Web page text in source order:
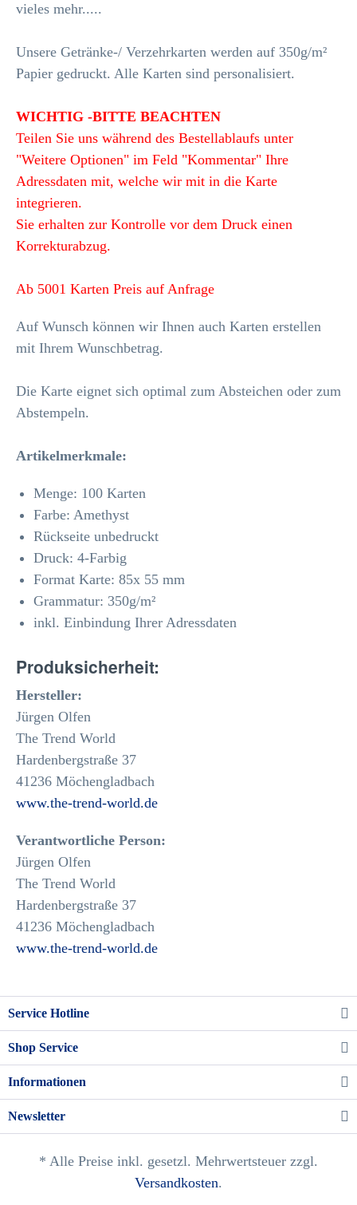
vieles mehr.....
Unsere Getränke-/ Verzehrkarten werden auf 350g/m²
Papier gedruckt. Alle Karten sind personalisiert.
WICHTIG -BITTE BEACHTEN
Teilen Sie uns während des Bestellablaufs unter
"Weitere Optionen" im Feld "Kommentar" Ihre
Adressdaten mit, welche wir mit in die Karte
integrieren.
Sie erhalten zur Kontrolle vor dem Druck einen
Korrekturabzug.
Ab 5001 Karten Preis auf Anfrage
Auf Wunsch können wir Ihnen auch Karten erstellen
mit Ihrem Wunschbetrag.
Die Karte eignet sich optimal zum Absteichen oder zum
Abstempeln.
Artikelmerkmale:
Menge: 100 Karten
Farbe: Amethyst
Rückseite unbedruckt
Druck: 4-Farbig
Format Karte: 85x 55 mm
Grammatur: 350g/m²
inkl. Einbindung Ihrer Adressdaten
Produksicherheit:
Hersteller:
Jürgen Olfen
The Trend World
Hardenbergstraße 37
41236 Möchengladbach
www.the-trend-world.de
Verantwortliche Person:
Jürgen Olfen
The Trend World
Hardenbergstraße 37
41236 Möchengladbach
www.the-trend-world.de
Service Hotline
Shop Service
Informationen
Newsletter
* Alle Preise inkl. gesetzl. Mehrwertsteuer zzgl.
Versandkosten.